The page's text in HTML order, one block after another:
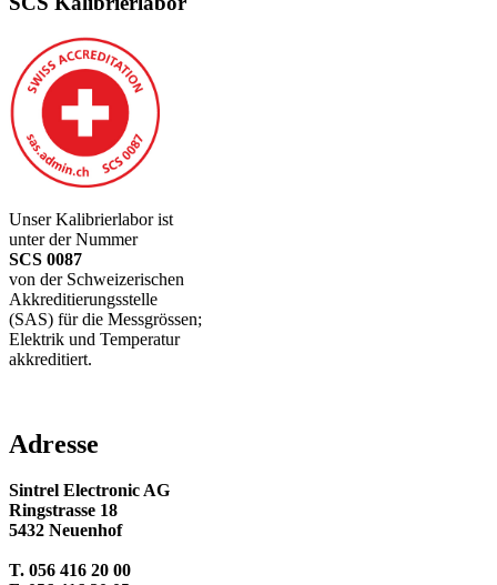
Unser Kalibrierlabor ist
unter der Nummer
SCS 0087
von der Schweizerischen
Akkreditierungsstelle
(SAS) für die Messgrössen;
Elektrik und Temperatur
akkreditiert.
Adresse
Sintrel Electronic AG
Ringstrasse 18
5432 Neuenhof
T. 056 416 20 00